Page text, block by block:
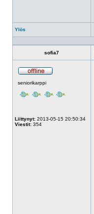
Ylös
sofia7
seniorikarppi
Liittynyt: 2013-05-15 20:50:34
Viestit: 354